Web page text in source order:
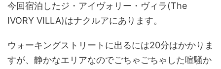
今回宿泊したジ・アイヴォリー・ヴィラ(The
IVORY VILLA)はナクルアにあります。
ウォーキングストリートに出るには20分はかかりま
すが、静かなエリアなのでごちゃごちゃした喧騒か